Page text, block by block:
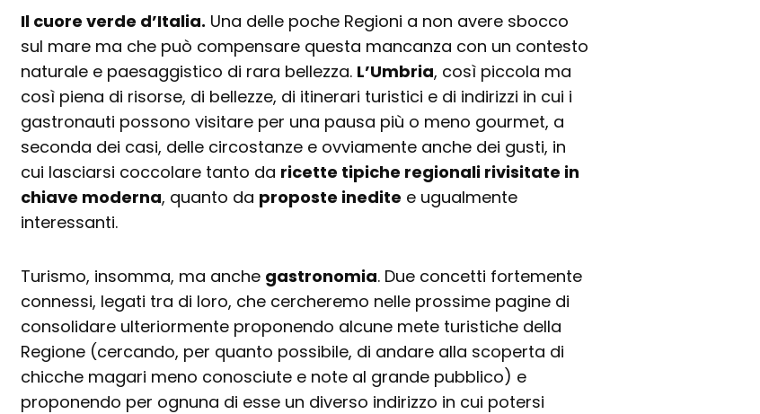
Il cuore verde d’Italia. Una delle poche Regioni a non avere sbocco
sul mare ma che può compensare questa mancanza con un contesto
naturale e paesaggistico di rara bellezza. L’Umbria, così piccola ma
così piena di risorse, di bellezze, di itinerari turistici e di indirizzi in cui i
gastronauti possono visitare per una pausa più o meno gourmet, a
seconda dei casi, delle circostanze e ovviamente anche dei gusti, in
cui lasciarsi coccolare tanto da ricette tipiche regionali rivisitate in
chiave moderna, quanto da proposte inedite e ugualmente
interessanti.
Turismo, insomma, ma anche gastronomia. Due concetti fortemente
connessi, legati tra di loro, che cercheremo nelle prossime pagine di
consolidare ulteriormente proponendo alcune mete turistiche della
Regione (cercando, per quanto possibile, di andare alla scoperta di
chicche magari meno conosciute e note al grande pubblico) e
proponendo per ognuna di esse un diverso indirizzo in cui potersi